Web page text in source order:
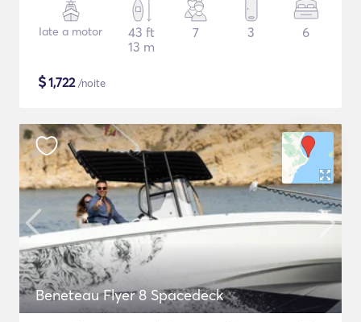
Iate a motor
43 ft
13 m
7 3 6
$1,722/noite
Beneteau Flyer 8 Spacedeck